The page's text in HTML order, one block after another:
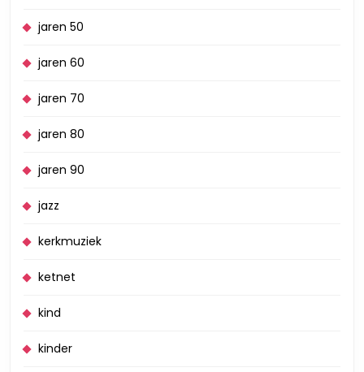
jaren 50
jaren 60
jaren 70
jaren 80
jaren 90
jazz
kerkmuziek
ketnet
kind
kinder